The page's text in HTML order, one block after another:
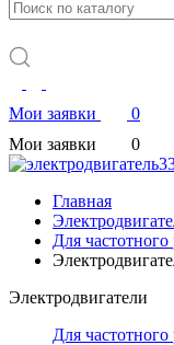
Мои заявки
0
Мои заявки
0
Главная
Для
Электродвигатели
Для